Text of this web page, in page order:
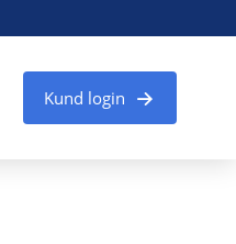
Kund login